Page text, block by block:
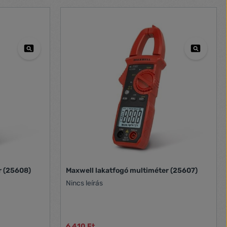
Brand
Sound:
minutes of
(25608)
Maxwell lakatfogó multiméter (25607)
Nincs leírás